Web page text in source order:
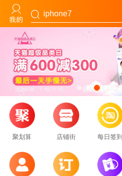
iphone7
聚划算 店铺街 每日签到
2025最新款电竞鼠标
男款防滑运动鞋